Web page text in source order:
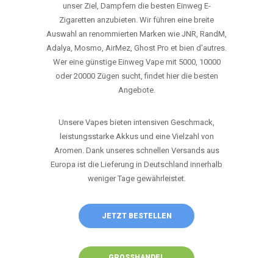
für Einweg Vapes in Deutschland. Seit 2013 ist
unser Ziel, Dampfern die besten Einweg E-
Zigaretten anzubieten. Wir führen eine breite
Auswahl an renommierten Marken wie JNR, RandM,
Adalya, Mosmo, AirMez, Ghost Pro et bien d'autres.
Wer eine günstige Einweg Vape mit 5000, 10000
oder 20000 Zügen sucht, findet hier die besten
Unsere Vapes bieten intensiven Geschmack,
leistungsstarke Akkus und eine Vielzahl von
Aromen. Dank unseres schnellen Versands aus
Europa ist die Lieferung in Deutschland innerhalb
JETZT BESTELLEN